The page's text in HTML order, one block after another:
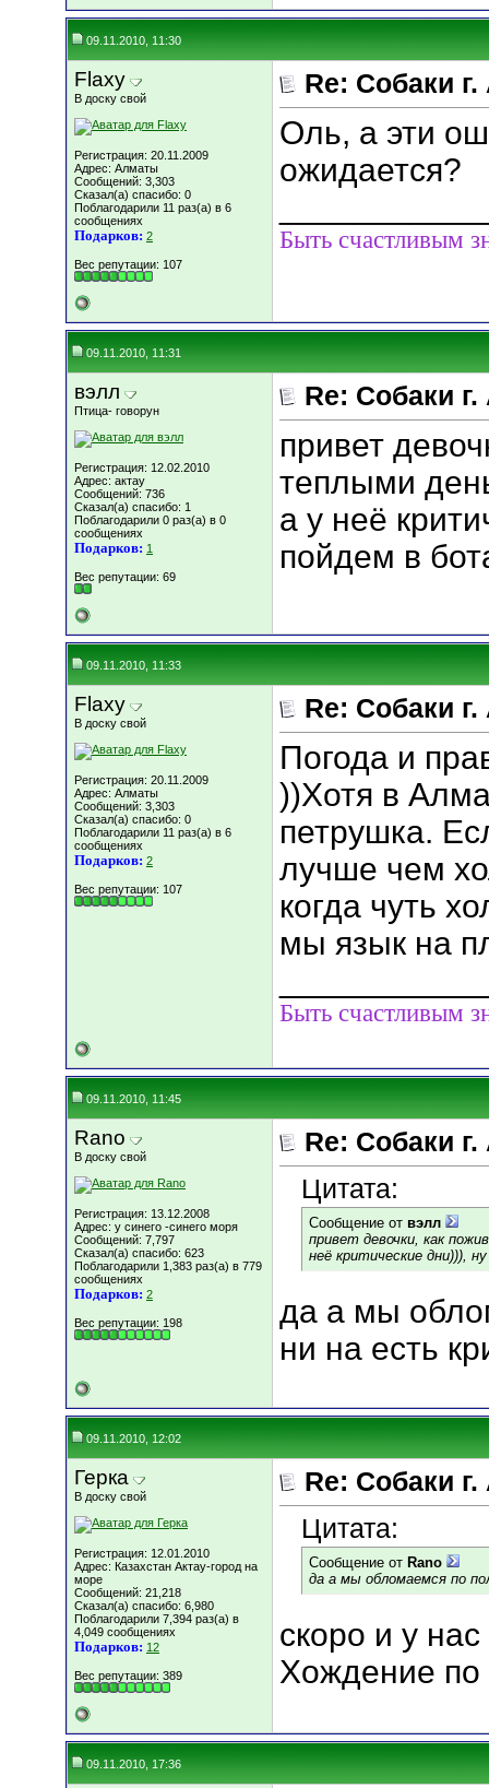
09.11.2010, 11:30
Flaxy
В доску свой
Регистрация: 20.11.2009
Адрес: Алматы
Сообщений: 3,303
Сказал(а) спасибо: 0
Поблагодарили 11 раз(а) в 6
сообщениях
Подарков: 2
Вес репутации: 107
Re: Собаки г.
Оль, а эти
ожидается?
Быть счастливым
09.11.2010, 11:31
вэлл
Птица- говорун
Регистрация: 12.02.2010
Адрес: актау
Сообщений: 736
Сказал(а) спасибо: 1
Поблагодарили 0 раз(а) в 0
сообщениях
Подарков: 1
Вес репутации: 69
Re: Собаки г.
привет
теплыми
а у неё
пойдем в
09.11.2010, 11:33
Flaxy
В доску свой
Регистрация: 20.11.2009
Адрес: Алматы
Сообщений: 3,303
Сказал(а) спасибо: 0
Поблагодарили 11 раз(а) в 6
сообщениях
Подарков: 2
Вес репутации: 107
Re: Собаки г.
Погода и
))Хотя в
петрушка.
лучше чем
когда чуть
мы язык на
Быть счастливым
09.11.2010, 11:45
Rano
В доску свой
Регистрация: 13.12.2008
Адрес: у синего -синего моря
Сообщений: 7,797
Сказал(а) спасибо: 623
Поблагодарили 1,383 раз(а) в 779
сообщениях
Подарков: 2
Вес репутации: 198
Re: Собаки г.
Цитата:
Сообщение от вэлл
привет девочки, как
неё критические дни))),
да а мы
ни на есть
09.11.2010, 12:02
Герка
В доску свой
Регистрация: 12.01.2010
Адрес: Казахстан Актау-город на
море
Сообщений: 21,218
Сказал(а) спасибо: 6,980
Поблагодарили 7,394 раз(а) в
4,049 сообщениях
Подарков: 12
Вес репутации: 389
Re: Собаки г.
Цитата:
Сообщение от Rano
да а мы обломаемся по
скоро и у
Хождение по
09.11.2010, 17:36